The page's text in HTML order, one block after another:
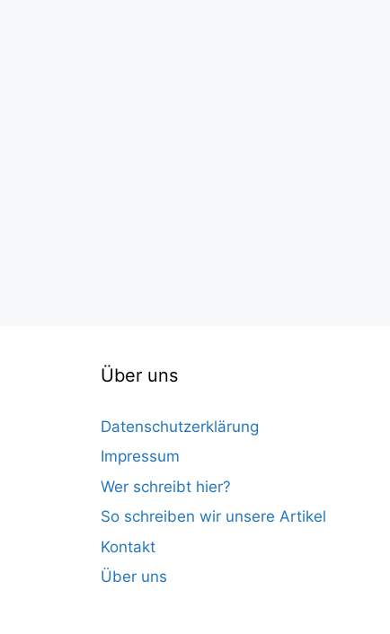
Über uns
Datenschutzerklärung
Impressum
Wer schreibt hier?
So schreiben wir unsere Artikel
Kontakt
Über uns